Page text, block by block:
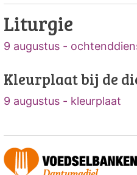
Liturgie
9 augustus -
Kleurplaat bij de
9 augustus - kleurplaat